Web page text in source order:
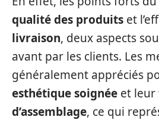
qualité des produits et
livraison, deux aspects
avant par les clients. Les
généralement appréciés
esthétique soignée et leur
d’assemblage, ce qui